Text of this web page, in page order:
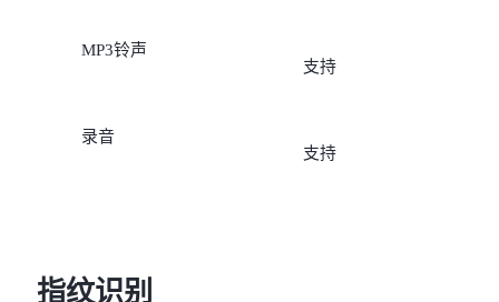
开通VoLTE业务，未开通
MP3铃声
支持
录音
支持
指纹识别